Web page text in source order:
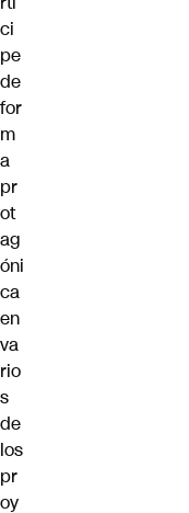
ci
pe
de
for
m
a
pr
ot
ag
óni
ca
en
va
rio
s
de
los
pr
oy